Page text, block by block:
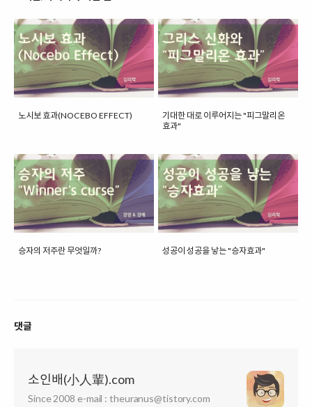
노시보 효과(NOCEBO EFFECT)
기대한 대로 이루어지는 "피그말리온
효과"
승자의 저주란 무엇일까? 성공이 성공을 낳는 "승자효과"
댓글
소인배(小人輩).com
Since 2008 e-mail : theuranus@tistory.com